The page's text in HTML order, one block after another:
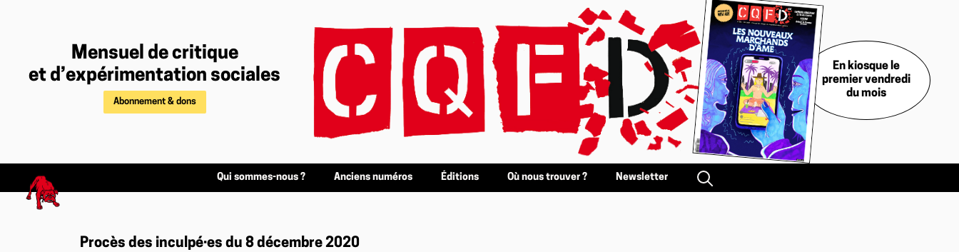
Mensuel de critique
et d’expérimentation sociales
Abonnement & dons
En kiosque le
premier vendredi
du mois
Qui sommes-nous ? Anciens numéros Éditions Où nous trouver ? Newsletter
Procès des inculpé·es du 8 décembre 2020